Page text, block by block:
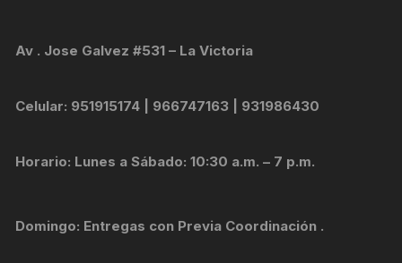
Av . Jose Galvez #531 – La Victoria
Celular: 951915174 | 966747163 | 931986430
Horario: Lunes a Sábado: 10:30 a.m. – 7 p.m.
Domingo: Entregas con Previa Coordinación .